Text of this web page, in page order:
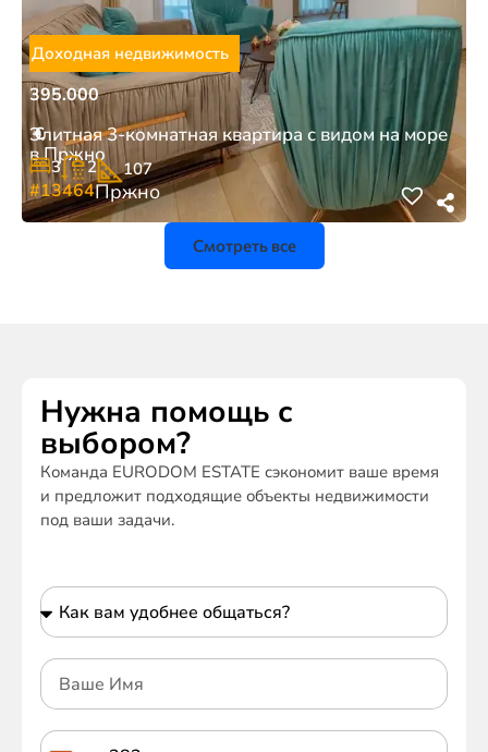
395.000
€
Элитная 3-комнатная квартира с видом на море
в Пржно
3 2 107
#13464Пржно
Доходная недвижимость
Смотреть все
Нужна помощь с
выбором?
Команда EURODOM ESTATE сэкономит ваше время
и предложит подходящие объекты недвижимости
под ваши задачи.